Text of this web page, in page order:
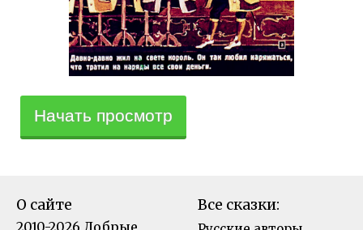
Начать просмотр
О сайте
2010-2026 Добрые
Все сказки: